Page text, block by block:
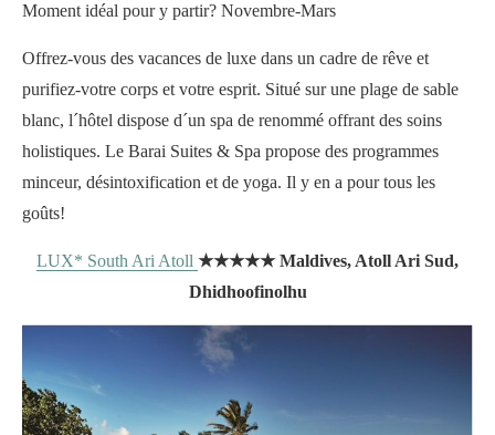
Moment idéal pour y partir? Novembre-Mars
Offrez-vous des vacances de luxe dans un cadre de rêve et
purifiez-votre corps et votre esprit. Situé sur une plage de sable
blanc, l´hôtel dispose d´un spa de renommé offrant des soins
holistiques. Le Barai Suites & Spa propose des programmes
minceur, désintoxification et de yoga. Il y en a pour tous les
goûts!
LUX* South Ari Atoll ★★★★★ Maldives, Atoll Ari Sud,
Dhidhoofinolhu